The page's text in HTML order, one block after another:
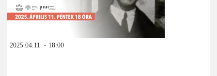
2025.04.11. - 18:00